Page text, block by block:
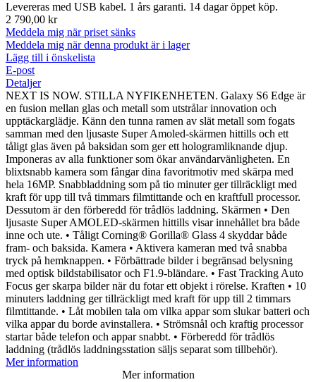
Levereras med USB kabel. 1 års garanti. 14 dagar öppet köp.
2 790,00 kr
Meddela mig när priset sänks
Meddela mig när denna produkt är i lager
Lägg till i önskelista
E-post
Detaljer
NEXT IS NOW. STILLA NYFIKENHETEN. Galaxy S6 Edge är
en fusion mellan glas och metall som utstrålar innovation och
upptäckarglädje. Känn den tunna ramen av slät metall som fogats
samman med den ljusaste Super Amoled-skärmen hittills och ett
tåligt glas även på baksidan som ger ett hologramliknande djup.
Imponeras av alla funktioner som ökar användarvänligheten. En
blixtsnabb kamera som fångar dina favoritmotiv med skärpa med
hela 16MP. Snabbladdning som på tio minuter ger tillräckligt med
kraft för upp till två timmars filmtittande och en kraftfull processor.
Dessutom är den förberedd för trådlös laddning. Skärmen • Den
ljusaste Super AMOLED-skärmen hittills visar innehållet bra både
inne och ute. • Tåligt Corning® Gorilla® Glass 4 skyddar både
fram- och baksida. Kamera • Aktivera kameran med två snabba
tryck på hemknappen. • Förbättrade bilder i begränsad belysning
med optisk bildstabilisator och F1.9-bländare. • Fast Tracking Auto
Focus ger skarpa bilder när du fotar ett objekt i rörelse. Kraften • 10
minuters laddning ger tillräckligt med kraft för upp till 2 timmars
filmtittande. • Låt mobilen tala om vilka appar som slukar batteri och
vilka appar du borde avinstallera. • Strömsnål och kraftig processor
startar både telefon och appar snabbt. • Förberedd för trådlös
laddning (trådlös laddningsstation säljs separat som tillbehör).
Mer information
Mer information